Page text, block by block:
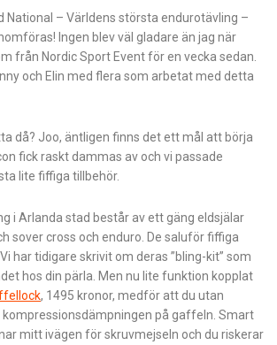
National – Världens största endurotävling –
Ingen blev väl gladare än jag när
från Nordic Sport Event för en vecka sedan.
och Elin med flera som arbetat med detta
då? Joo, äntligen finns det ett mål att börja
fick raskt dammas av och vi passade
lite fiffiga tillbehör.
i Arlanda stad består av ett gäng eldsjälar
sover cross och enduro. De saluför fiffiga
har tidigare skrivit om deras ”bling-kit” som
hos din pärla. Men nu lite funktion kopplat
, 1495 kronor, medför att du utan
på gaffeln. Smart
mitt ivägen för skruvmejseln och du riskerar